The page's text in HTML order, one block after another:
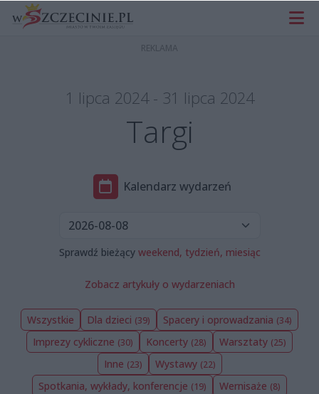
1 lipca 2024 - 31 lipca 2024
Targi
Kalendarz wydarzeń
Sprawdź bieżący weekend, tydzień, miesiąc
Zobacz artykuły o wydarzeniach
Wszystkie Dla dzieci (39) Spacery i oprowadzania (34)
Imprezy cykliczne (30) Koncerty (28) Warsztaty (25)
Inne (23) Wystawy (22)
Spotkania, wykłady, konferencje (19) Wernisaże (8)